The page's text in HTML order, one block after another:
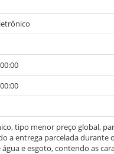
tipo menor preço global,
a entrega parcelada durante
e esgoto, contendo as